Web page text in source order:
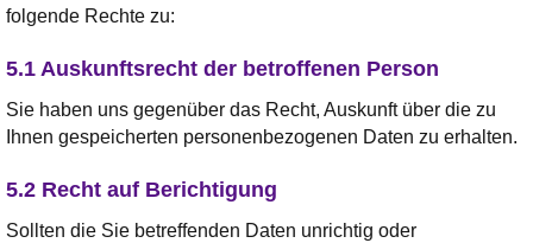
folgende Rechte zu:
5.1 Auskunftsrecht der betroffenen Person
Sie haben uns gegenüber das Recht, Auskunft über die zu
Ihnen gespeicherten personenbezogenen Daten zu erhalten.
5.2 Recht auf Berichtigung
Sollten die Sie betreffenden Daten unrichtig oder